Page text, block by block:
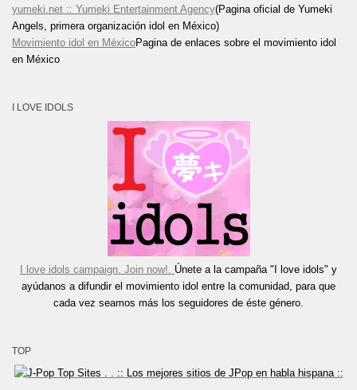
yumeki.net :: Yumeki Entertainment Agency(Pagina oficial de Yumeki
Angels, primera organización idol en México)
Movimiento idol en MéxicoPagina de enlaces sobre el movimiento idol
en México
I LOVE IDOLS
I love idols campaign. Join now!. Únete a la campaña "I love idols" y
ayúdanos a difundir el movimiento idol entre la comunidad, para que
cada vez seamos más los seguidores de éste género.
TOP